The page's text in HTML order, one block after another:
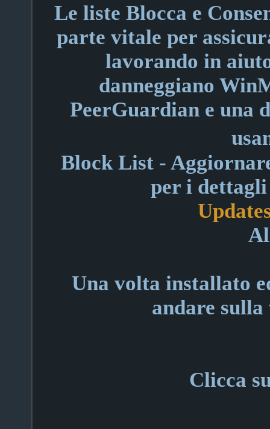
Le liste Blocca e
parte vitale per
lavorando in
danneggiano
PeerGuardian e una
Block List -
per i
Una volta installato
andare
Clicca